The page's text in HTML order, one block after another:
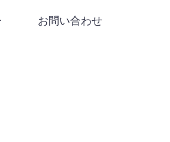
お問い合わせ